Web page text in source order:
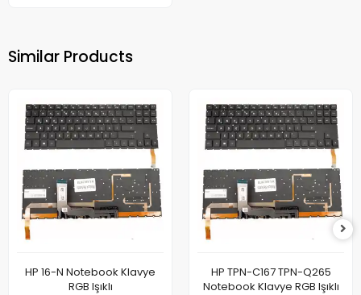
Similar Products
HP 16-N Notebook Klavye
RGB Işıklı
HP TPN-C167 TPN-Q265
Notebook Klavye RGB Işıklı